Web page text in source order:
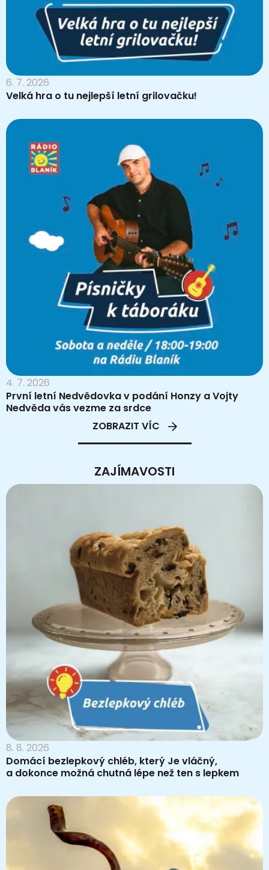
6. 7. 2026
Velká hra o tu nejlepší letní grilovačku!
4. 7. 2026
První letní Nedvědovka v podání Honzy a Vojty
Nedvěda vás vezme za srdce
ZOBRAZIT VÍC
ZAJÍMAVOSTI
8. 8. 2026
Domácí bezlepkový chléb, který Je vláčný,
a dokonce možná chutná lépe než ten s lepkem